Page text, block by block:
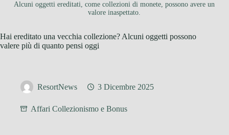
Alcuni oggetti ereditati, come collezioni di monete, possono avere un
valore inaspettato.
Hai ereditato una vecchia collezione? Alcuni oggetti possono
valere più di quanto pensi oggi
ResortNews 3 Dicembre 2025
Affari Collezionismo e Bonus